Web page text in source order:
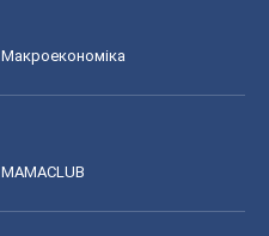
Макроекономіка
MAMACLUB